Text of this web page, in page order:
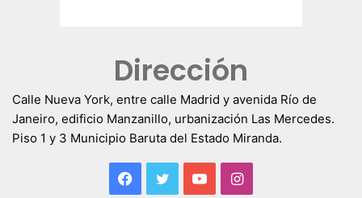
Dirección
Calle Nueva York, entre calle Madrid y avenida Río de
Janeiro, edificio Manzanillo, urbanización Las Mercedes.
Piso 1 y 3 Municipio Baruta del Estado Miranda.
Facebook
TwitterYouTubeInstagram